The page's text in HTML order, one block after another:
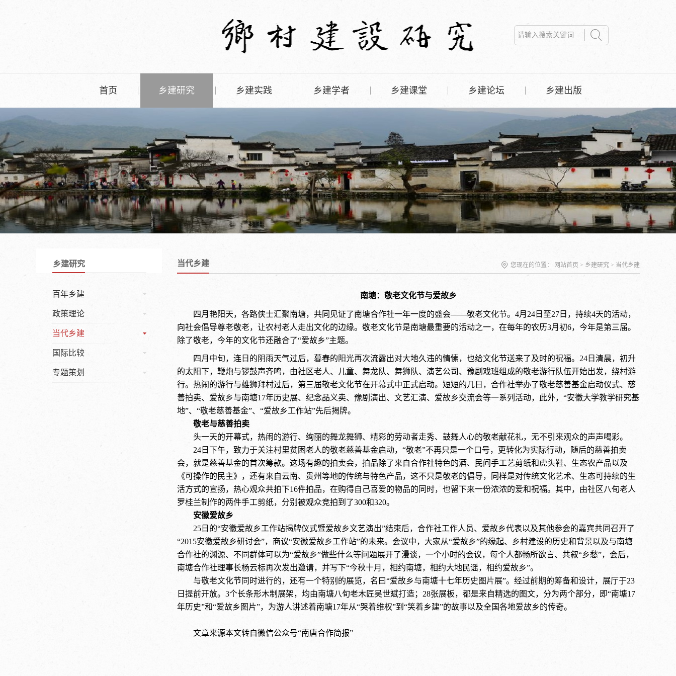
首页 乡建研究 乡建实践 乡建学者 乡建课堂 乡建论坛 乡建出版
乡建研究
百年乡建
政策理论
当代乡建
国际比较
专题策划
当代乡建 您现在的位置： 网站首页 > 乡建研究 > 当代乡建
南塘：敬老文化节与爱故乡
四月艳阳天，各路侠士汇聚南塘，共同见证了南塘合作社一年一度的盛会——敬老文化节。 4月 24 日至27 日，持续4天的活动，
向社会倡导尊老敬老，让农村老人走出文化的边缘。敬老文化节是南塘最重要的活动之一，在每年的农历3月初6，今年是第三届。
除了敬老，今年的文化节还融合了“爱故乡”主题。
四月中旬，连日的阴雨天气过后，暮春的阳光再次流露出对大地久违的情愫，也给文化节送来了及时的祝福。 24 日清晨，初升
的太阳下，鞭炮与锣鼓声齐鸣，由社区老人、儿童、舞龙队、舞狮队、演艺公司、豫剧戏班组成的敬老游行队伍开始出发，绕村游
行。热闹的游行与雄狮拜村过后，第三届敬老文化节在开幕式中正式启动。短短的几日，合作社举办了敬老慈善基金启动仪式、慈
善拍卖、爱故乡与南塘17年历史展、纪念品义卖、豫剧演出、文艺汇演、爱故乡交流会等一系列活动，此外， “安徽大学教学研究基
地”、“敬老慈善基金”、“爱故乡工作站”先后揭牌。
敬老与慈善拍卖
头一天的开幕式，热闹的游行、绚丽的舞龙舞狮、精彩的劳动者走秀、鼓舞人心的敬老献花礼，无不引来观众的声声喝彩。
24 日下午，致力于关注村里贫困老人的敬老慈善基金启动， “敬老”不再只是一个口号，更转化为实际行动，随后的慈善拍卖
会，就是慈善基金的首次筹款。这场有趣的拍卖会，拍品除了来自合作社特色的酒、民间手工艺剪纸和虎头鞋、生态农产品以及
《可操作的民主》，还有来自云南、贵州等地的传统与特色产品，这不只是敬老的倡导，同样是对传统文化艺术、生态可持续的生
活方式的宣扬，热心观众共拍下16件拍品，在购得自己喜爱的物品的同时，也留下来一份浓浓的爱和祝福。其中，由社区八旬老人
罗桂兰制作的两件手工剪纸，分别被观众竞拍到了300和320。
安徽爱故乡
25 日的“安徽爱故乡工作站揭牌仪式暨爱故乡文艺演出”结束后，合作社工作人员、爱故乡代表以及其他参会的嘉宾共同召开了
“2015安徽爱故乡研讨会”，商议“安徽爱故乡工作站”的未来。会议中，大家从“爱故乡”的缘起、乡村建设的历史和背景以及与南塘
合作社的渊源、不同群体可以为“爱故乡”做些什么等问题展开了漫谈，一个小时的会议，每个人都畅所欲言、共叙“乡愁”，会后，
南塘合作社理事长杨云标再次发出邀请，并写下“今秋十月，相约南塘，相约大地民谣，相约爱故乡”。
与敬老文化节同时进行的，还有一个特别的展览，名曰“爱故乡与南塘十七年历史图片展”。经过前期的筹备和设计，展厅于23
日提前开放。 3个长条形木制展架，均由南塘八旬老木匠吴世斌打造； 28张展板，都是来自精选的图文，分为两个部分，即“南塘17
年历史”和“爱故乡图片”，为游人讲述着南塘17年从“哭着维权”到“笑着乡建”的故事以及全国各地爱故乡的传奇。
文章来源本文转自微信公众号“南唐合作简报”